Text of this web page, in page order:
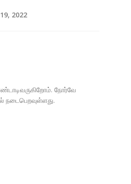
2022
நோர்வே
நடைபெறவுள்ளது.